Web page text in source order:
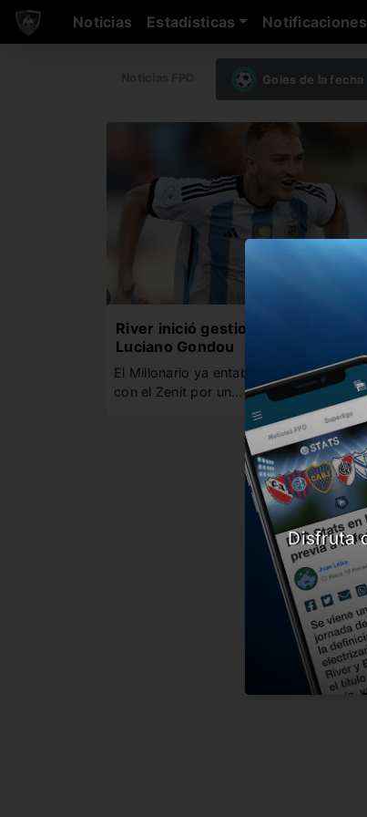
Noticias Estadísticas Notificaciones
Goles de la fecha
River inició gestiones para
Luciano Gondou
El Millonario ya entabló los primeros
con el Zenit por un…
Disfruta